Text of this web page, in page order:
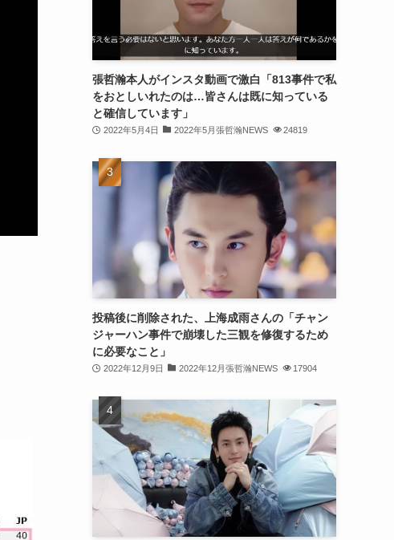
(32)
(31)
(32)
(32)
(29)
(31)
(31)
(31)
(32)
(30)
(32)
張哲瀚本人がインスタ動画で激白「813事件で私
をおとしいれたのは…皆さんは既に知っている
と確信しています」
2022年5月4日 2022年5月張哲瀚NEWS 24819
投稿後に削除された、上海成雨さんの「チャン
ジャーハン事件で崩壊した三観を修復するため
に必要なこと」
2022年12月9日 2022年12月張哲瀚NEWS 17904